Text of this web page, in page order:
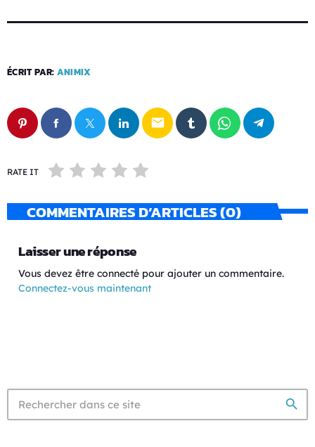
ÉCRIT PAR: ANIMIX
email
RATE IT
COMMENTAIRES D’ARTICLES (0)
Laisser une réponse
Vous devez être connecté pour ajouter un commentaire.
Connectez-vous maintenant
search